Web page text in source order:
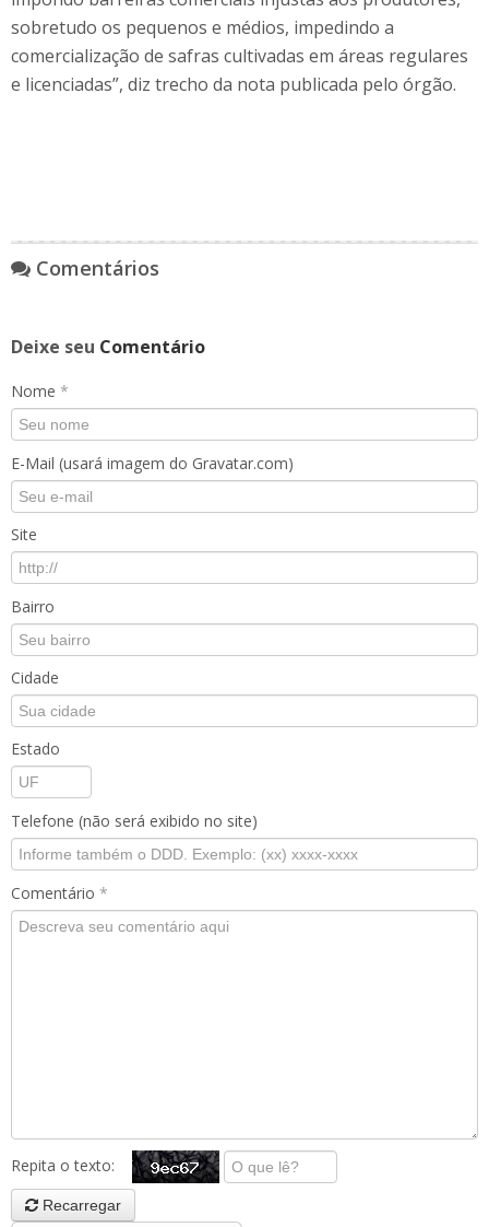
sobretudo os pequenos e médios, impedindo a
comercialização de safras cultivadas em áreas regulares
e licenciadas”, diz trecho da nota publicada pelo órgão.
Comentários
Deixe seu Comentário
Nome *
E-Mail (usará imagem do Gravatar.com)
Site
Bairro
Cidade
Estado
Telefone (não será exibido no site)
Comentário *
Repita o texto:
Recarregar